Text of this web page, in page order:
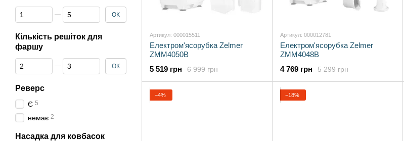
Артикул: 000015511
Електром'ясорубка Zelmer
ZMM4050B
6 999 грн
5 519 грн
Артикул: 000012781
Електром'ясорубка Zelmer
ZMM4048B
5 299 грн
4 769 грн
−4% −18%
Від Продуктивність, кг/хв
До Продуктивність, кг/хв ОК
Кількість решіток для
фаршу
Від Кількість решіток для фаршу
До Кількість решіток для фаршу
ОК
Реверс
Є 5
немає 2
Насадка для ковбасок